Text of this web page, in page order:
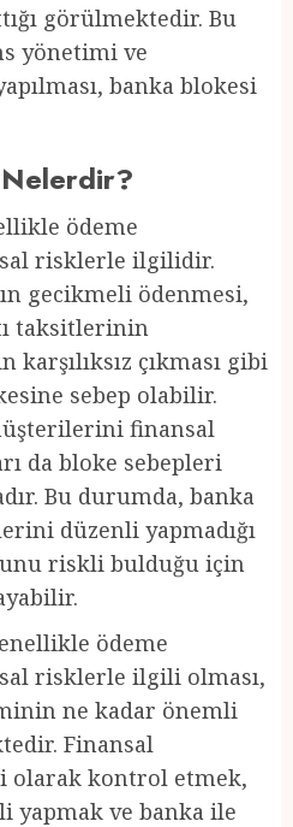
görülmektedir. Bu
yönetimi ve
banka blokesi
ödeme
risklerle ilgilidir.
gecikmeli ödenmesi,
taksitlerinin
çıkması gibi
sebep olabilir.
finansal
da bloke sebepleri
Bu durumda, banka
düzenli yapmadığı
riskli bulduğu için
ödeme
risklerle ilgili olması,
ne kadar önemli
Finansal
olarak kontrol etmek,
yapmak ve banka ile